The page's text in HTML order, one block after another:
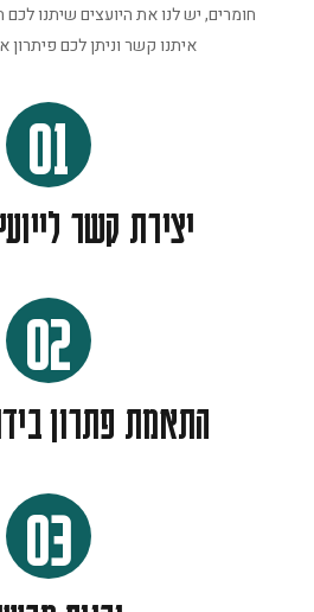
חומרים, יש לנו את היועצים שיתנו לכם
איתנו קשר וניתן לכם פיתרון
01
יצירת קשר
02
התאמת פתרון
03